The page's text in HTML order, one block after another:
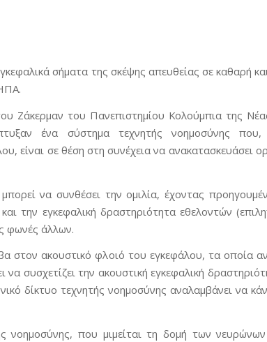
σήματα της σκέψης απευθείας σε καθαρή
Ζάκερμαν του Πανεπιστημίου Κολούμπια της
ένα σύστημα τεχνητής νοημοσύνης
είναι σε θέση στη συνέχεια να ανακατασκευάσει
να συνθέσει την ομιλία, έχοντας
την εγκεφαλική δραστηριότητα εθελοντών
φωνές άλλων.
στον ακουστικό φλοιό του εγκεφάλου, τα οποία
συσχετίζει την ακουστική εγκεφαλική
δίκτυο τεχνητής νοημοσύνης αναλαμβάνει να
νοημοσύνης, που μιμείται τη δομή των